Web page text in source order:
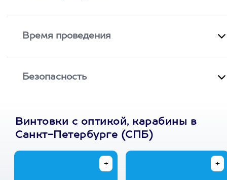
Время проведения
Безопасность
Винтовки с оптикой, карабины в
Санкт-Петербурге (СПБ)